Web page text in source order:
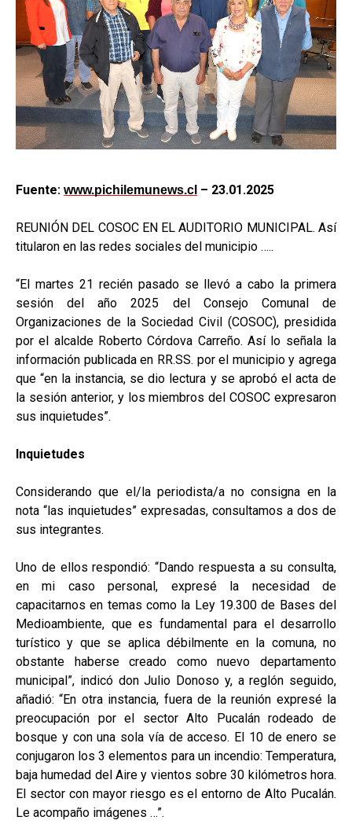
Fuente: www.pichilemunews.cl – 23.01.2025
REUNIÓN DEL COSOC EN EL AUDITORIO MUNICIPAL. Así
titularon en las redes sociales del municipio …..
“El martes 21 recién pasado se llevó a cabo la primera
sesión del año 2025 del Consejo Comunal de
Organizaciones de la Sociedad Civil (COSOC), presidida
por el alcalde Roberto Córdova Carreño. Así lo señala la
información publicada en RR.SS. por el municipio y agrega
que “en la instancia, se dio lectura y se aprobó el acta de
la sesión anterior, y los miembros del COSOC expresaron
sus inquietudes”.
Inquietudes
Considerando que el/la periodista/a no consigna en la
nota “las inquietudes” expresadas, consultamos a dos de
sus integrantes.
Uno de ellos respondió: “Dando respuesta a su consulta,
en mi caso personal, expresé la necesidad de
capacitarnos en temas como la Ley 19.300 de Bases del
Medioambiente, que es fundamental para el desarrollo
turístico y que se aplica débilmente en la comuna, no
obstante haberse creado como nuevo departamento
municipal”, indicó don Julio Donoso y, a reglón seguido,
añadió: “En otra instancia, fuera de la reunión expresé la
preocupación por el sector Alto Pucalán rodeado de
bosque y con una sola vía de acceso. El 10 de enero se
conjugaron los 3 elementos para un incendio: Temperatura,
baja humedad del Aire y vientos sobre 30 kilómetros hora.
El sector con mayor riesgo es el entorno de Alto Pucalán.
Le acompaño imágenes …”.